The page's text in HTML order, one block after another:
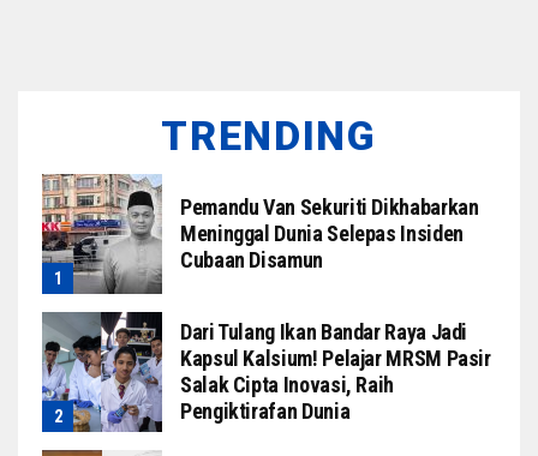
TRENDING
Pemandu Van Sekuriti Dikhabarkan
Meninggal Dunia Selepas Insiden
Cubaan Disamun
Dari Tulang Ikan Bandar Raya Jadi
Kapsul Kalsium! Pelajar MRSM Pasir
Salak Cipta Inovasi, Raih
Pengiktirafan Dunia